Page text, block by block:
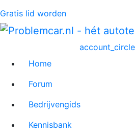
Gratis lid worden
account_circle
Home
Forum
Bedrijvengids
Kennisbank